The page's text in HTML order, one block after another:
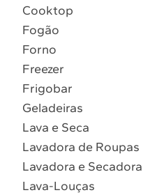
8º Embutir
9º Lava Seca
Cooktop
Fogão
Forno
Freezer
Frigobar
Geladeiras
Lava e Seca
Lavadora de Roupas
Lavadora e Secadora
Lava-Louças